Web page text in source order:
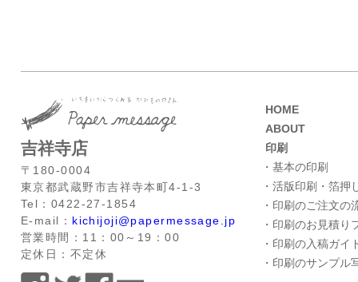
吉祥寺店
〒180-0004
東京都武蔵野市吉祥寺本町4-1-3
Tel：0422-27-1854
E-mail： kichijoji@papermessage.jp
営業時間：11：00～19：00
定休日：不定休
HOME
ABOUT
印刷
・基本の印刷
・活版印刷・箔押
・印刷のご注文の
・印刷のお見積り
・印刷の入稿ガイ
・印刷のサンプル